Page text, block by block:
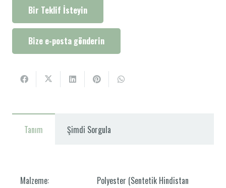
Bir Teklif İsteyin
Bize e-posta gönderin
Tanım Şimdi Sorgula
Malzeme:
Polyester (Sentetik Hindistan